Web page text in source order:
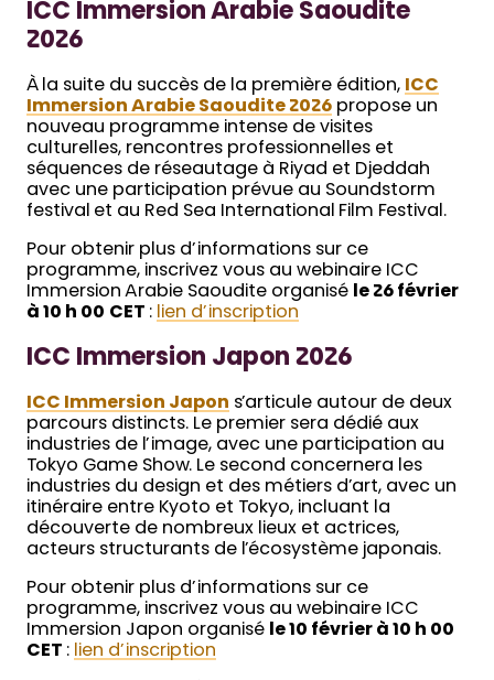
ICC Immersion Arabie Saoudite
2026
À la suite du succès de la première édition, ICC
Immersion Arabie Saoudite 2026 propose un
nouveau programme intense de visites
culturelles, rencontres professionnelles et
séquences de réseautage à Riyad et Djeddah
avec une participation prévue au Soundstorm
festival et au Red Sea International Film Festival.
Pour obtenir plus d’informations sur ce
programme, inscrivez vous au webinaire ICC
Immersion Arabie Saoudite organisé le 26 février
à 10 h 00 CET : lien d’inscription
ICC Immersion Japon 2026
ICC Immersion Japon s’articule autour de deux
parcours distincts. Le premier sera dédié aux
industries de l’image, avec une participation au
Tokyo Game Show. Le second concernera les
industries du design et des métiers d’art, avec un
itinéraire entre Kyoto et Tokyo, incluant la
découverte de nombreux lieux et actrices,
acteurs structurants de l’écosystème japonais.
Pour obtenir plus d’informations sur ce
programme, inscrivez vous au webinaire ICC
Immersion Japon organisé
le 10 février à 10 h 00
CET : lien d’inscription